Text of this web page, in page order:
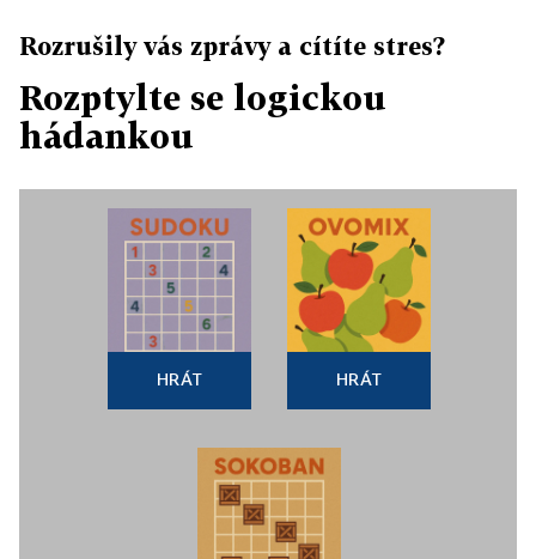
Rozrušily vás zprávy a cítíte stres?
Rozptylte se logickou
hádankou
HRÁT HRÁT